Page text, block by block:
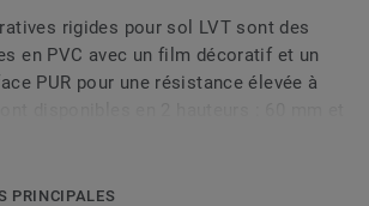
rigides pour sol LVT sont des
en PVC avec un film décoratif et un
PUR pour une résistance élevée à
et ont des couleurs coordonnées
avec tous nos revêtements
PRINCIPALES